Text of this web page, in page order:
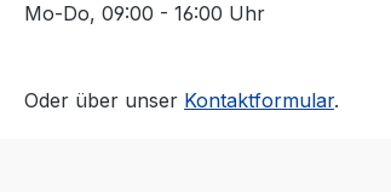
Mo-Do, 09:00 - 16:00 Uhr
Oder über unser Kontaktformular.